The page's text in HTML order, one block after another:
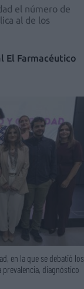
el número de
al de los
El Farmacéutico
en la que se debatió los
diagnóstico